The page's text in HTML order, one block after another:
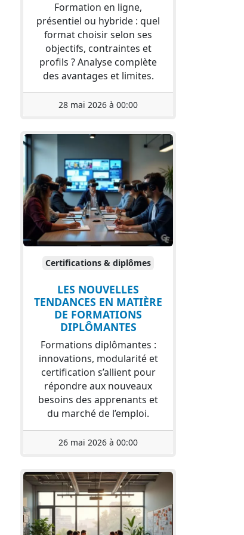
Formation en ligne,
présentiel ou hybride : quel
format choisir selon ses
objectifs, contraintes et
profils ? Analyse complète
des avantages et limites.
28 mai 2026 à 00:00
Certifications & diplômes
LES NOUVELLES
TENDANCES EN MATIÈRE
DE FORMATIONS
DIPLÔMANTES
Formations diplômantes :
innovations, modularité et
certification s’allient pour
répondre aux nouveaux
besoins des apprenants et
du marché de l’emploi.
26 mai 2026 à 00:00